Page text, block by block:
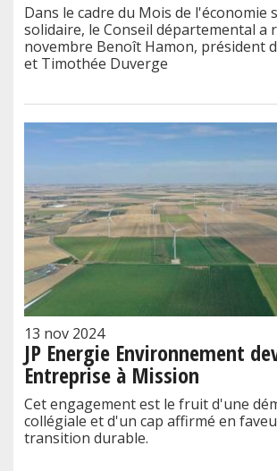
Dans le cadre du Mois de l'économie
solidaire, le Conseil départemental a
novembre Benoît Hamon, président
et Timothée Duverge
13 nov 2024
JP Energie Environnement
Entreprise à Mission
Cet engagement est le fruit d'une
collégiale et d'un cap affirmé en
transition durable.